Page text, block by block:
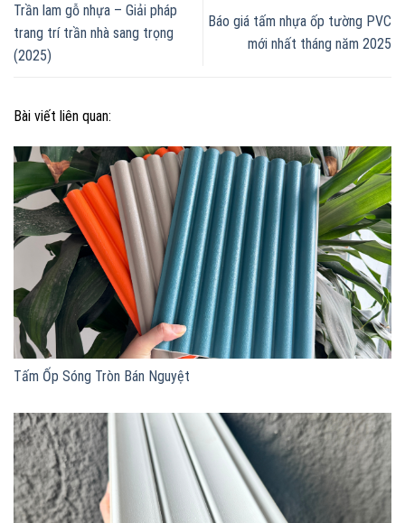
Trần lam gỗ nhựa – Giải pháp
trang trí trần nhà sang trọng
(2025)
Báo giá tấm nhựa ốp tường PVC
mới nhất tháng năm 2025
Bài viết liên quan:
Tấm Ốp Sóng Tròn Bán Nguyệt